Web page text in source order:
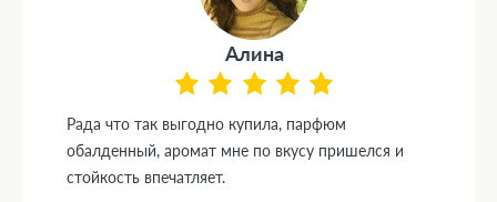
Алина
Рада что так выгодно купила, парфюм
обалденный, аромат мне по вкусу пришелся и
стойкость впечатляет.